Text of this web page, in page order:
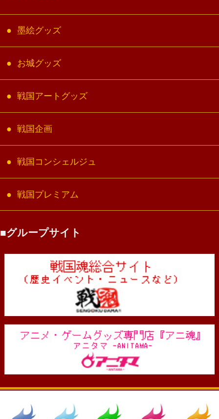
墨絵グッズ
お城グッズ
戦国アートグッズ
戦国企画
戦国コンシェルジュ
戦国プレミアム
グループサイト